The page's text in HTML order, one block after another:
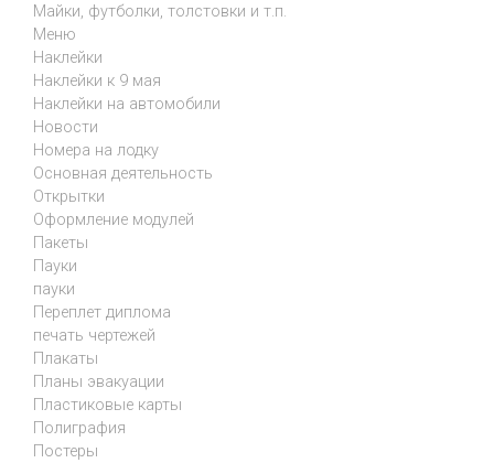
Майки, футболки, толстовки и т.п.
Меню
Наклейки
Наклейки к 9 мая
Наклейки на автомобили
Новости
Номера на лодку
Основная деятельность
Открытки
Оформление модулей
Пакеты
Пауки
пауки
Переплет диплома
печать чертежей
Плакаты
Планы эвакуации
Пластиковые карты
Полиграфия
Постеры